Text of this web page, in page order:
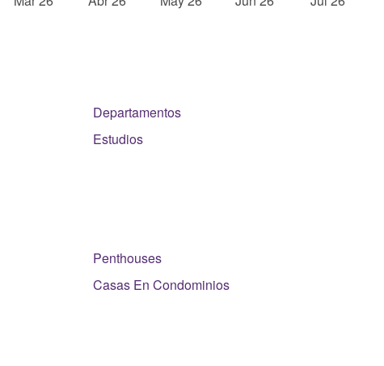
Departamentos
Estudios
Penthouses
Casas En Condominios